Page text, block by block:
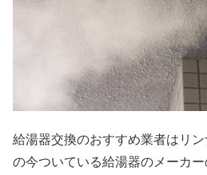
給湯器交換のおすすめ業者はリ
の今ついている給湯器のメーカ